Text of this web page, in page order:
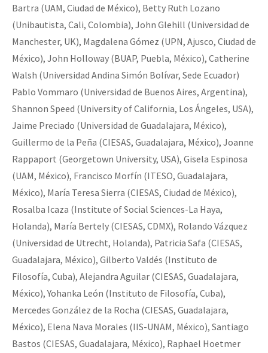
Bartra (UAM, Ciudad de México), Betty Ruth Lozano
(Unibautista, Cali, Colombia), John Glehill (Universidad de
Manchester, UK), Magdalena Gómez (UPN, Ajusco, Ciudad de
México), John Holloway (BUAP, Puebla, México), Catherine
Walsh (Universidad Andina Simón Bolívar, Sede Ecuador)
Pablo Vommaro (Universidad de Buenos Aires, Argentina),
Shannon Speed (University of California, Los Ángeles, USA),
Jaime Preciado (Universidad de Guadalajara, México),
Guillermo de la Peña (CIESAS, Guadalajara, México), Joanne
Rappaport (Georgetown University, USA), Gisela Espinosa
(UAM, México), Francisco Morfín (ITESO, Guadalajara,
México), María Teresa Sierra (CIESAS, Ciudad de México),
Rosalba Icaza (Institute of Social Sciences-La Haya,
Holanda), María Bertely (CIESAS, CDMX), Rolando Vázquez
(Universidad de Utrecht, Holanda), Patricia Safa (CIESAS,
Guadalajara, México), Gilberto Valdés (Instituto de
Filosofía, Cuba), Alejandra Aguilar (CIESAS, Guadalajara,
México), Yohanka León (Instituto de Filosofía, Cuba),
Mercedes González de la Rocha (CIESAS, Guadalajara,
México), Elena Nava Morales (IIS-UNAM, México), Santiago
Bastos (CIESAS, Guadalajara, México), Raphael Hoetmer